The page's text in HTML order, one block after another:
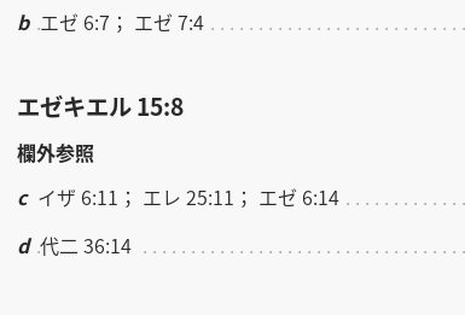
b エゼ 6:7； エゼ 7:4
エゼキエル 15:8
欄外参照
c イザ 6:11； エレ 25:11； エゼ 6:14
d 代二 36:14